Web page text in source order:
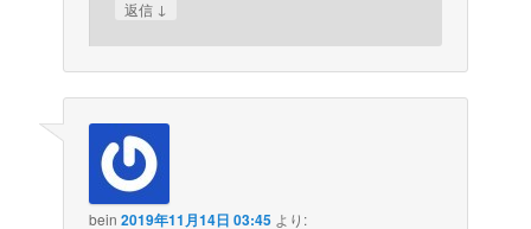
返信 ↓
bein 2019年11月14日 03:45 より: